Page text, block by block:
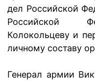
дел Российской
Российской
Колокольцеву и
личному составу
Генерал армии